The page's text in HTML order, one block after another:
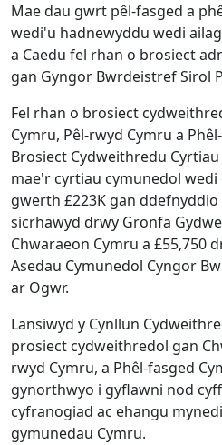
Mae dau gwrt pêl-fasged a
wedi'u hadnewyddu wedi
a Caedu fel rhan o brosiect
gan Gyngor Bwrdeistref Sirol
Fel rhan o brosiect
Cymru, Pêl-rwyd Cymru a
Brosiect Cydweithredu
mae'r cyrtiau cymunedol
gwerth £223K gan ddefnyddio
sicrhawyd drwy Gronfa
Chwaraeon Cymru a £55,750
Asedau Cymunedol Cyngor
ar Ogwr.
Lansiwyd y Cynllun
prosiect cydweithredol gan
rwyd Cymru, a Phêl-fasged
gynorthwyo i gyflawni nod
cyfranogiad ac ehangu
gymunedau Cymru.